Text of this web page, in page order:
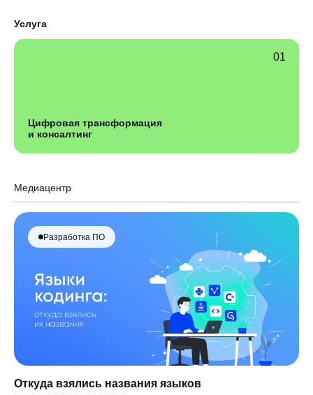
Услуга
Цифровая трансформация
и консалтинг
Медиацентр
Разработка ПО
Откуда взялись названия языков